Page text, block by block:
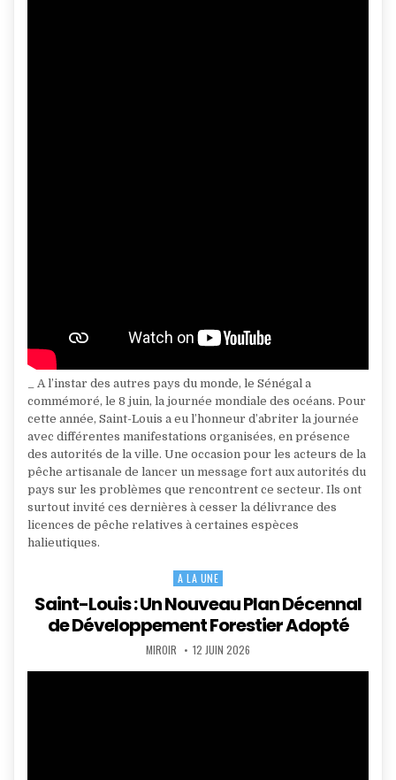
_ A l’instar des autres pays du monde, le Sénégal a
commémoré, le 8 juin, la journée mondiale des océans. Pour
cette année, Saint-Louis a eu l’honneur d’abriter la journée
avec différentes manifestations organisées, en présence
des autorités de la ville. Une occasion pour les acteurs de la
pêche artisanale de lancer un message fort aux autorités du
pays sur les problèmes que rencontrent ce secteur. Ils ont
surtout invité ces dernières à cesser la délivrance des
licences de pêche relatives à certaines espèces
halieutiques.
Posted
in
A LA UNE
Saint-Louis : Un Nouveau Plan Décennal
de Développement Forestier Adopté
AUTHOR:
MIROIR PUBLISHED
DATE:
12 JUIN 2026